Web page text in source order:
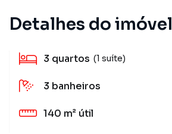
Detalhes do imóvel
3 quartos (1 suíte)
3 banheiros
140 m² útil